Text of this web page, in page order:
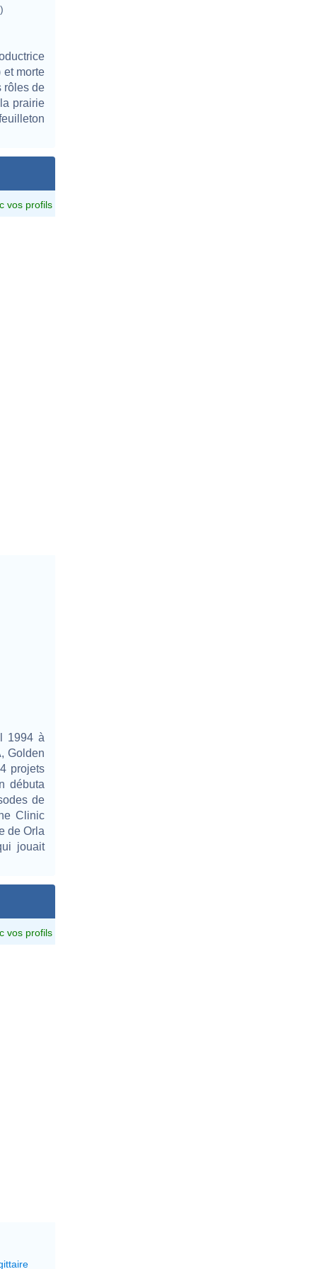
et morte
rôles de
prairie
vos profils
1994 à
Golden
projets
débuta
de
Clinic
de Orla
jouait
vos profils